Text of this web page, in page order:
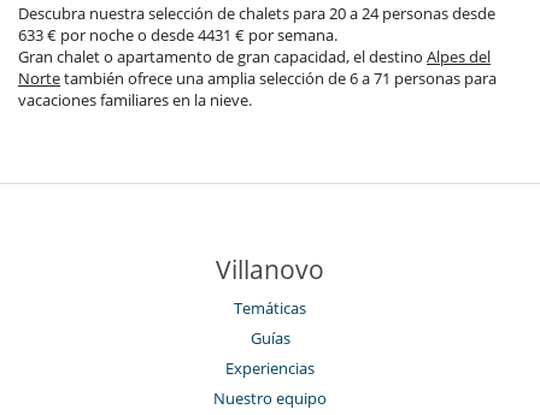
Descubra nuestra selección de chalets para 20 a 24 personas desde
633 € por noche o desde 4431 € por semana.
Gran chalet o apartamento de gran capacidad, el destino Alpes del
Nortetambién ofrece una amplia selección de 6 a 71 personas para
vacaciones familiares en la nieve.
Villanovo
Temáticas
Guías
Experiencias
Nuestro equipo